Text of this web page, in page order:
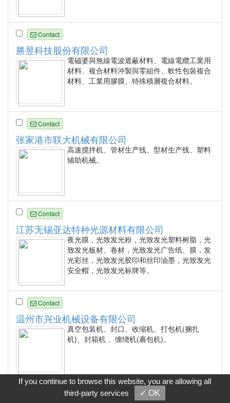
Contact
勝昱科技股份有限公司
電磁婆與無線電波遮蔽材料、電線電纜工業用
材料、複合材料沖製與零組件、軟性包裝複合
材料、工業用膠膜、特殊積層複合材料。
Contact
张家港市联大机械有限公司
高速搅拌机、管材生产线、型材生产线、塑料
辅助机械。
Contact
江苏无锡亚达特种光源材料有限公司
夜光膜，光致发光粉，光致发光塑料树脂，光
致发光板材、卷材，光致发光广告纸、膜，发
光彩丝，光致发光胶印和丝印油墨，光致发光
安全帽，光致发光标牌等。
Contact
温州市兴业机械设备有限公司
真空包装机、封口、收缩机、打包机(捆扎
机)、封箱机 、缠绕机(裹包机)。
If you continue to browse this website, you are allowing all
third-party services
✓ OK